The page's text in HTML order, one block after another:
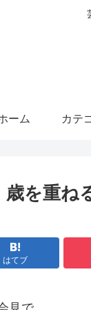
ーム カテ
歳を重
はてブ